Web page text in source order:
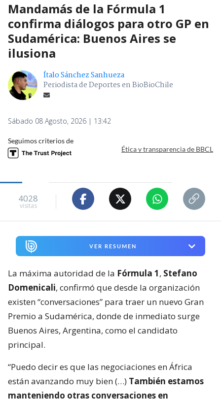
Mandamás de la Fórmula 1
confirma diálogos para otro GP en
Sudamérica: Buenos Aires se
ilusiona
Ítalo Sánchez Sanhueza
Periodista de Deportes en BioBioChile
Sábado 08 Agosto, 2026 | 13:42
Seguimos criterios de
Ética y transparencia de BBCL
4028
visitas
VER RESUMEN
La máxima autoridad de la Fórmula 1, Stefano
Domenicali, confirmó que desde la organización
existen “conversaciones” para traer un nuevo Gran
Premio a Sudamérica, donde de inmediato surge
Buenos Aires, Argentina, como el candidato
principal.
“Puedo decir es que las negociaciones en África
están avanzando muy bien (…) También estamos
manteniendo otras conversaciones en